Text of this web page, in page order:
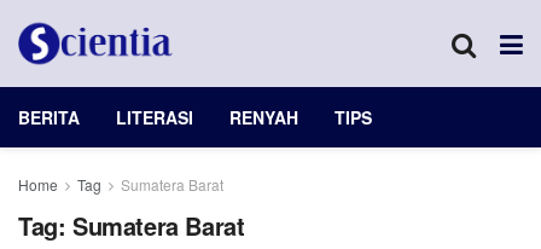
BERITA LITERASI RENYAH TIPS
Home Tag Sumatera Barat
Tag: Sumatera Barat